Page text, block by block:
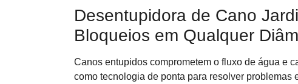
Desentupidora de Cano
Bloqueios em Qualquer
Canos entupidos comprometem o fluxo de água e
como tecnologia de ponta para resolver problemas